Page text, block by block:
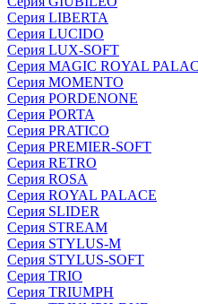
Серия LIBERTA
Серия LUCIDO
Серия LUX-SOFT
Серия MAGIC ROYAL
Серия MOMENTO
Серия PORDENONE
Серия PORTA
Серия PRATICO
Серия PREMIER-SOFT
Серия RETRO
Серия ROSA
Серия ROYAL PALACE
Серия SLIDER
Серия STREAM
Серия STYLUS-M
Серия STYLUS-SOFT
Серия TRIO
Серия TRIUMPH